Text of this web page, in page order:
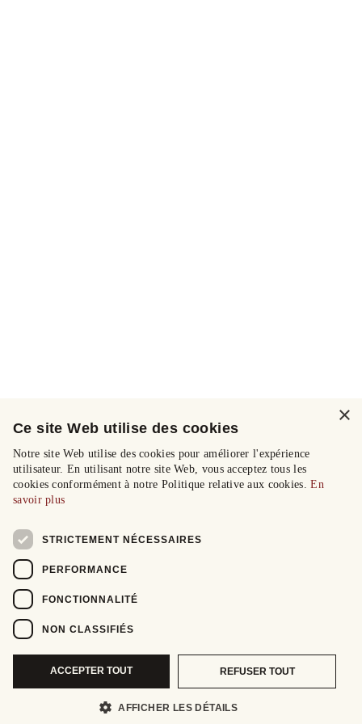
×
Ce site Web utilise des cookies
Notre site Web utilise des cookies pour améliorer l'expérience
utilisateur. En utilisant notre site Web, vous acceptez tous les
cookies conformément à notre Politique relative aux cookies.En
savoir plus
STRICTEMENT NÉCESSAIRES
PERFORMANCE
FONCTIONNALITÉ
NON CLASSIFIÉS
ACCEPTER TOUT REFUSER TOUT
AFFICHER LES DÉTAILS